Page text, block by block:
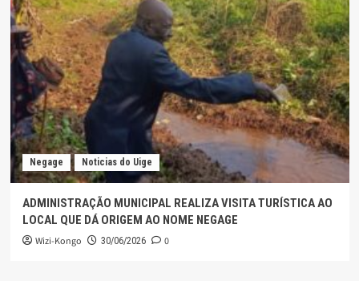
Negage Noticias do Uige
ADMINISTRAÇÃO MUNICIPAL REALIZA VISITA TURÍSTICA AO
LOCAL QUE DÁ ORIGEM AO NOME NEGAGE
Wizi-Kongo 30/06/2026 0